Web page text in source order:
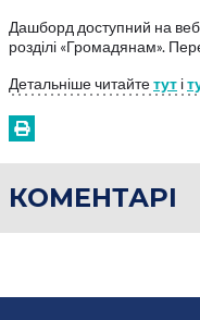
Дашборд доступний на
розділі «Громадянам».
Детальніше читайтетут і
КОМЕНТАРІ